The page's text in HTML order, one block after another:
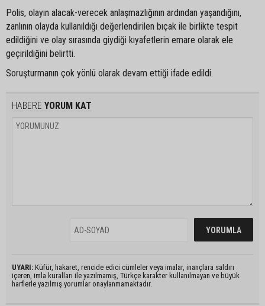
Polis, olayın alacak-verecek anlaşmazlığının ardından yaşandığını,
zanlının olayda kullanıldığı değerlendirilen bıçak ile birlikte tespit
edildiğini ve olay sırasında giydiği kıyafetlerin emare olarak ele
geçirildiğini belirtti.
Soruşturmanın çok yönlü olarak devam ettiği ifade edildi.
HABERE YORUM KAT
UYARI: Küfür, hakaret, rencide edici cümleler veya imalar, inançlara saldırı
içeren, imla kuralları ile yazılmamış, Türkçe karakter kullanılmayan ve büyük
harflerle yazılmış yorumlar onaylanmamaktadır.